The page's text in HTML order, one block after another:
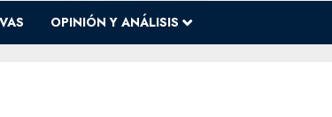
OPINIÓN Y ANÁLISIS